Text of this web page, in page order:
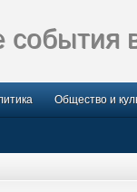
события
Общество и